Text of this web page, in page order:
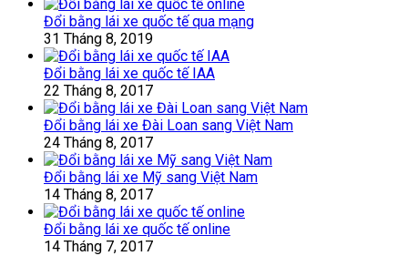
Đổi bằng lái xe quốc tế qua mạng
31 Tháng 8, 2019
Đổi bằng lái xe quốc tế IAA
22 Tháng 8, 2017
Đổi bằng lái xe Đài Loan sang Việt Nam
24 Tháng 8, 2017
Đổi bằng lái xe Mỹ sang Việt Nam
14 Tháng 8, 2017
Đổi bằng lái xe quốc tế online
14 Tháng 7, 2017